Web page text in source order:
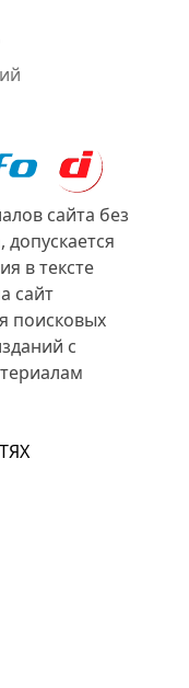
сайта без
в тексте
сайт
поисковых
с